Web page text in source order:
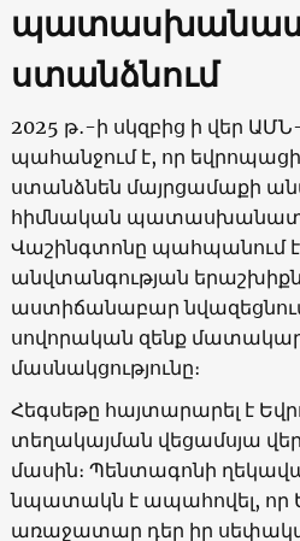
ստանձնում
2025 թ․-ի սկզբից ի վեր
պահանջում է, որ
ստանձնեն մայրցամաքի
հիմնական
Վաշինգտոնը պահպանում է
անվտանգության
աստիճանաբար
սովորական զենք
մասնակցությունը։
Հեգսեթը հայտարարել է
տեղակայման վեցամսյա
մասին։ Պենտագոնի
նպատակն է ապահովել, որ
առաջատար դեր իր